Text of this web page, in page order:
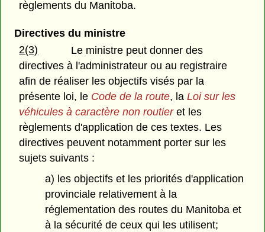
règlements du Manitoba.
Directives du ministre
2(3)
Le ministre peut donner des
directives à l'administrateur ou au registraire
afin de réaliser les objectifs visés par la
présente loi, le Code de la route, laLoi sur les
véhicules à caractère non routieret les
règlements d'application de ces textes. Les
directives peuvent notamment porter sur les
sujets suivants :
a) les objectifs et les priorités d'application
provinciale relativement à la
réglementation des routes du Manitoba et
à la sécurité de ceux qui les utilisent;